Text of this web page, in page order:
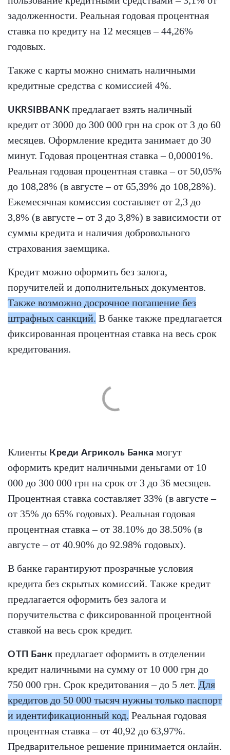
задолженности. Реальная годовая процентная
ставка по кредиту на 12 месяцев – 44,26%
годовых.
Также с карты можно снимать наличными
кредитные средства с комиссией 4%.
UKRSIBBANK предлагает взять наличный
кредит от 3000 до 300 000 грн на срок от 3 до 60
месяцев. Оформление кредита занимает до 30
минут. Годовая процентная ставка – 0,00001%.
Реальная годовая процентная ставка – от 50,05%
до 108,28% (в августе – от 65,39% до 108,28%).
Ежемесячная комиссия составляет от 2,3 до
3,8% (в августе – от 3 до 3,8%) в зависимости от
суммы кредита и наличия добровольного
страхования заемщика.
Кредит можно оформить без залога,
поручителей и дополнительных документов.
Также возможно досрочное погашение без
штрафных санкций. В банке также предлагается
фиксированная процентная ставка на весь срок
кредитования.
Клиенты Креди Агриколь Банка могут
оформить кредит наличными деньгами от 10
000 до 300 000 грн на срок от 3 до 36 месяцев.
Процентная ставка составляет 33% (в августе –
от 35% до 65% годовых). Реальная годовая
процентная ставка – от 38.10% до 38.50% (в
августе – от 40.90% до 92.98% годовых).
В банке гарантируют прозрачные условия
кредита без скрытых комиссий. Также кредит
предлагается оформить без залога и
поручительства с фиксированной процентной
ставкой на весь срок кредит.
ОТП Банк предлагает оформить в отделении
кредит наличными на сумму от 10 000 грн до
750 000 грн. Срок кредитования – до 5 лет. Для
кредитов до 50 000 тысяч нужны только паспорт
и идентификационный код. Реальная годовая
процентная ставка – от 40,92 до 63,97%.
Предварительное решение принимается онлайн.